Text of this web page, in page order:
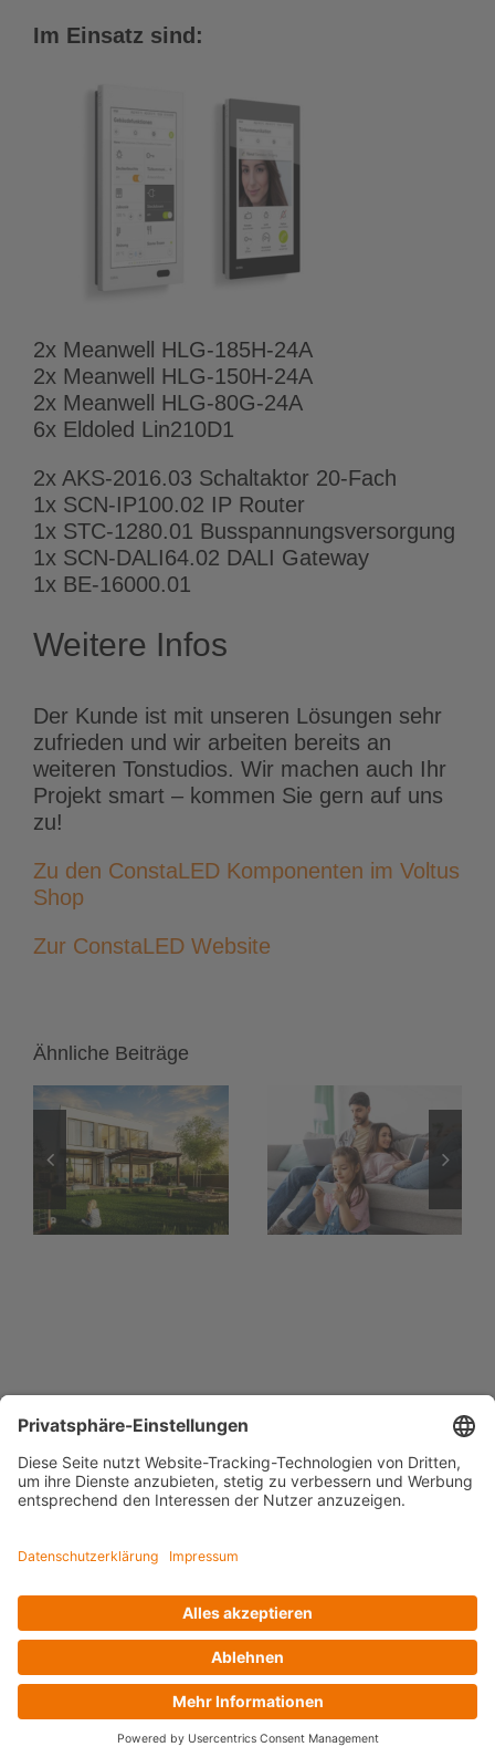
Im Einsatz sind:
2x Meanwell HLG-185H-24A
2x Meanwell HLG-150H-24A
2x Meanwell HLG-80G-24A
6x Eldoled Lin210D1
2x AKS-2016.03 Schaltaktor 20-Fach
1x SCN-IP100.02 IP Router
1x STC-1280.01 Busspannungsversorgung
1x SCN-DALI64.02 DALI Gateway
1x BE-16000.01
Weitere Infos
Der Kunde ist mit unseren Lösungen sehr
zufrieden und wir arbeiten bereits an
weiteren Tonstudios. Wir machen auch Ihr
Projekt smart – kommen Sie gern auf uns
zu!
Zu den ConstaLED Komponenten im Voltus
Shop
Zur ConstaLED Website
Ähnliche Beiträge
Heimnetzwerk
einrichten:
Das
unsichtbare
Fundament
für dein KNX
und LED-
Spots:
Flimmerfreies
Dimmen mit
24-Volt-
Voltus GmbH
Loog 7, 23611 Bad Schwartau
Telefon: +49 (0) 451 989 03-0
www.voltus.de
Impressum|Datenschutzerklärung
FacebookInstagramYouTube